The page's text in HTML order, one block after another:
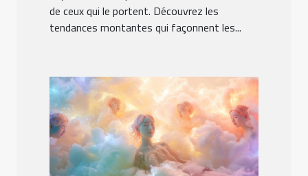
de ceux qui le portent. Découvrez les
tendances montantes qui façonnent les...